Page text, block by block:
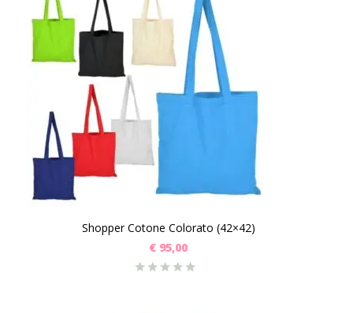
Shopper Cotone Colorato (42×42)
€ 95,00